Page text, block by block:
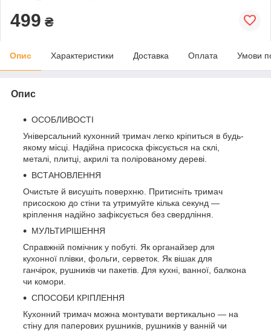
499 ₴
Опис Характеристики Доставка Оплата Умови
Опис
ОСОБЛИВОСТІ
Універсальний кухонний тримач легко кріпиться в будь-
якому місці. Надійна присоска фіксується на склі,
металі, плитці, акрилі та полірованому дереві.
ВСТАНОВЛЕННЯ
Очистьте й висушіть поверхню. Притисніть тримач
присоскою до стіни та утримуйте кілька секунд —
кріплення надійно зафіксується без свердління.
МУЛЬТИРІШЕННЯ
Справжній помічник у побуті. Як органайзер для
кухонної плівки, фольги, серветок. Як вішак для
ганчірок, рушників чи пакетів. Для кухні, ванної, балкона
чи комори.
СПОСОБИ КРІПЛЕННЯ
Кухонний тримач можна монтувати вертикально — на
стіну для паперових рушників, рушників у ванній чи